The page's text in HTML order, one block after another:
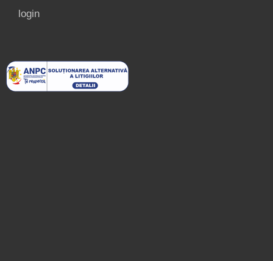
login